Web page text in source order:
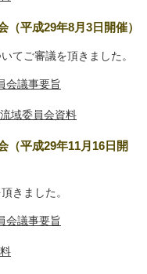
平成29年8月3日開催）
てご審議を頂きました。
会議事要旨
域委員会資料
（平成29年11月16日開
きました。
会議事要旨